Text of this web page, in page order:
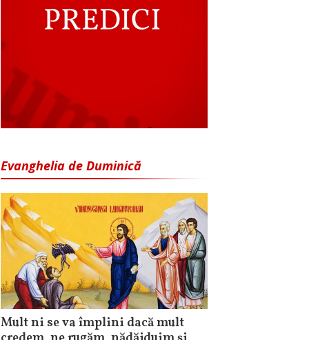
Evanghelia de Duminică
Mult ni se va împlini dacă mult